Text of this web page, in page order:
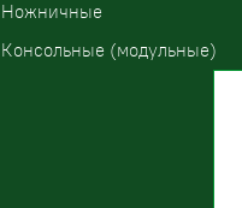
Ножничные
Консольные (модульные)